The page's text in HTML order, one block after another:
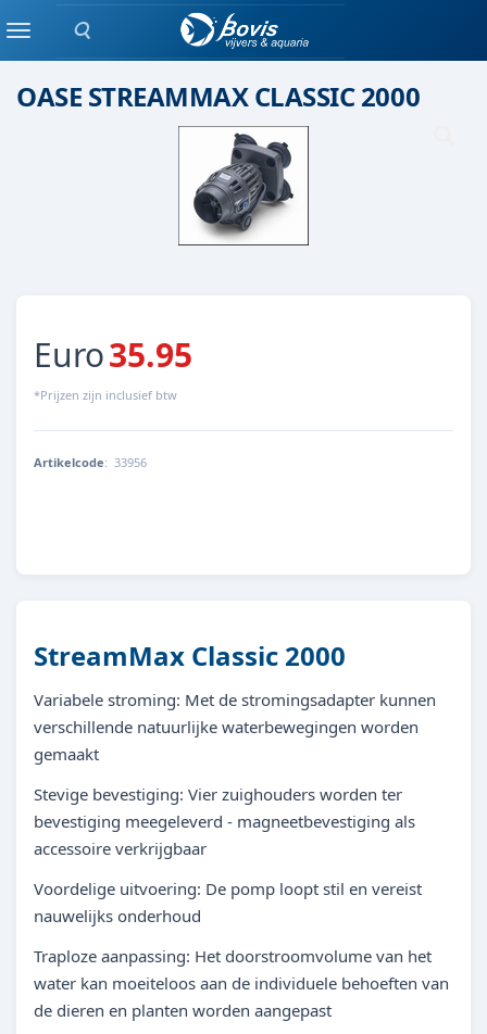
Zoeken
MenuDoorstroom pomp
OASE STREAMMAX CLASSIC 2000
Euro35.95
*Prijzen zijn inclusief btw
Artikelcode: 33956
StreamMax Classic 2000
Variabele stroming: Met de stromingsadapter kunnen
verschillende natuurlijke waterbewegingen worden
gemaakt
Stevige bevestiging: Vier zuighouders worden ter
bevestiging meegeleverd - magneetbevestiging als
accessoire verkrijgbaar
Voordelige uitvoering: De pomp loopt stil en vereist
nauwelijks onderhoud
Traploze aanpassing: Het doorstroomvolume van het
water kan moeiteloos aan de individuele behoeften van
de dieren en planten worden aangepast